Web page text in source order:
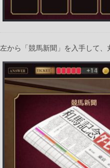
左から「競馬新聞」を入手して、